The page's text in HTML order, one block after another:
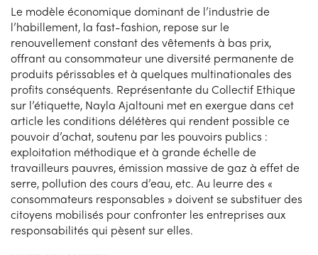
Le modèle économique dominant de l’industrie de
l’habillement, la fast-fashion, repose sur le
renouvellement constant des vêtements à bas prix,
offrant au consommateur une diversité permanente de
produits périssables et à quelques multinationales des
profits conséquents. Représentante du Collectif Ethique
sur l’étiquette, Nayla Ajaltouni met en exergue dans cet
article les conditions délétères qui rendent possible ce
pouvoir d’achat, soutenu par les pouvoirs publics :
exploitation méthodique et à grande échelle de
travailleurs pauvres, émission massive de gaz à effet de
serre, pollution des cours d’eau, etc. Au leurre des «
consommateurs responsables » doivent se substituer des
citoyens mobilisés pour confronter les entreprises aux
responsabilités qui pèsent sur elles.